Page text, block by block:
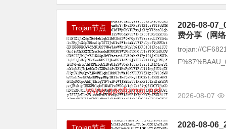
Trojan节点
2026-08-
费分享（网
trojan://
2026-08-07
Trojan节点 2026-08-